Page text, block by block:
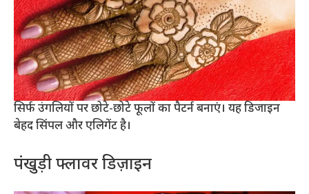
सिर्फ उंगलियों पर छोटे-छोटे फूलों का पैटर्न बनाएं। यह डिजाइन
बेहद सिंपल और एलिगेंट है।
पंखुड़ी फ्लावर डिज़ाइन